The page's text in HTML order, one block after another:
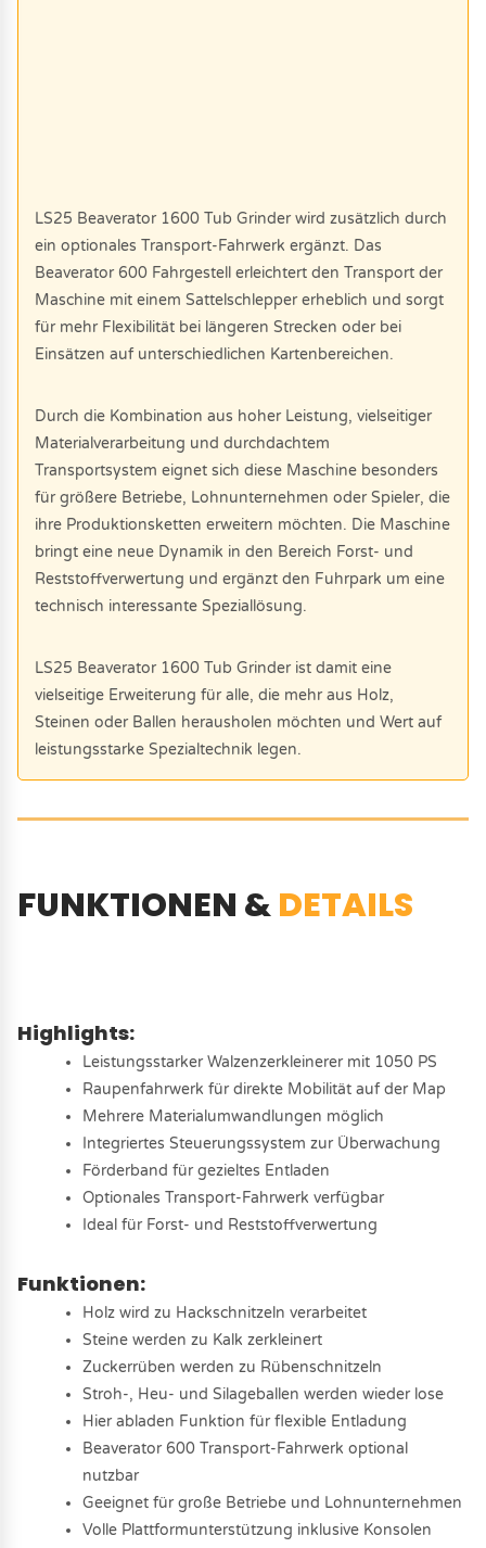
LS25 Beaverator 1600 Tub Grinder wird zusätzlich durch
ein optionales Transport-Fahrwerk ergänzt. Das
Beaverator 600 Fahrgestell erleichtert den Transport der
Maschine mit einem Sattelschlepper erheblich und sorgt
für mehr Flexibilität bei längeren Strecken oder bei
Einsätzen auf unterschiedlichen Kartenbereichen.
Durch die Kombination aus hoher Leistung, vielseitiger
Materialverarbeitung und durchdachtem
Transportsystem eignet sich diese Maschine besonders
für größere Betriebe, Lohnunternehmen oder Spieler, die
ihre Produktionsketten erweitern möchten. Die Maschine
bringt eine neue Dynamik in den Bereich Forst- und
Reststoffverwertung und ergänzt den Fuhrpark um eine
technisch interessante Speziallösung.
LS25 Beaverator 1600 Tub Grinder ist damit eine
vielseitige Erweiterung für alle, die mehr aus Holz,
Steinen oder Ballen herausholen möchten und Wert auf
leistungsstarke Spezialtechnik legen.
FUNKTIONEN &DETAILS
Highlights:
Leistungsstarker Walzenzerkleinerer mit 1050 PS
Raupenfahrwerk für direkte Mobilität auf der Map
Mehrere Materialumwandlungen möglich
Integriertes Steuerungssystem zur Überwachung
Förderband für gezieltes Entladen
Optionales Transport-Fahrwerk verfügbar
Ideal für Forst- und Reststoffverwertung
Funktionen:
Holz wird zu Hackschnitzeln verarbeitet
Steine werden zu Kalk zerkleinert
Zuckerrüben werden zu Rübenschnitzeln
Stroh-, Heu- und Silageballen werden wieder lose
Hier abladen Funktion für flexible Entladung
Beaverator 600 Transport-Fahrwerk optional
nutzbar
Geeignet für große Betriebe und Lohnunternehmen
Volle Plattformunterstützung inklusive Konsolen